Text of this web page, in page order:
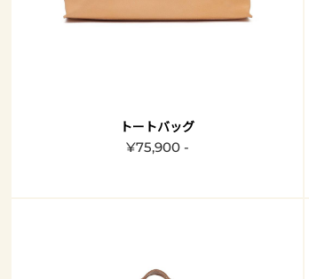
トートバッグ
¥75,900 -